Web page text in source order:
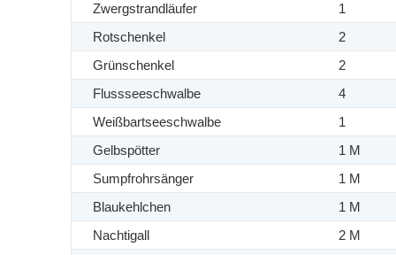
Zwergstrandläufer
1
Rotschenkel
2
Grünschenkel
2
Flussseeschwalbe
4
Weißbartseeschwalbe
1
Gelbspötter
1 M
Sumpfrohrsänger
1 M
Blaukehlchen
1 M
Nachtigall
2 M